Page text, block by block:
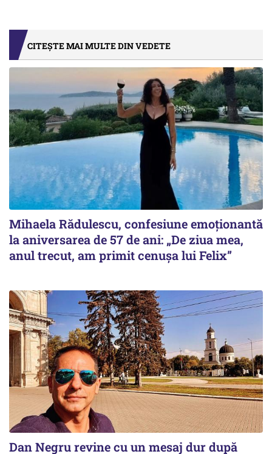
CITEȘTE MAI MULTE DIN VEDETE
Mihaela Rădulescu, confesiune emoționantă
la aniversarea de 57 de ani: „De ziua mea,
anul trecut, am primit cenușa lui Felix”
Dan Negru revine cu un mesaj dur după